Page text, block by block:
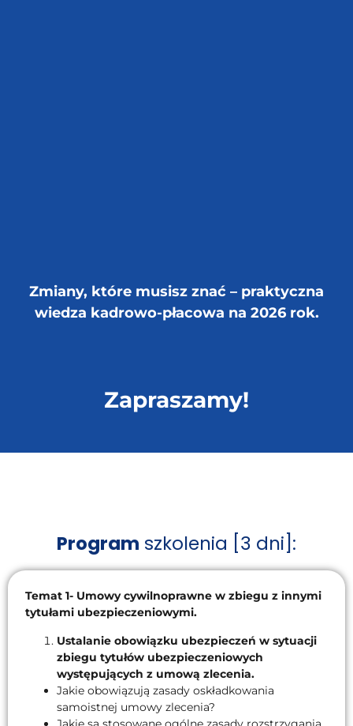
Zmiany, które musisz znać – praktyczna
wiedza kadrowo-płacowa na 2026 rok.
Zapraszamy!
Program szkolenia [3 dni]:
Temat 1- Umowy cywilnoprawne w zbiegu z innymi
tytułami ubezpieczeniowymi.
Ustalanie obowiązku ubezpieczeń w sytuacji
zbiegu tytułów ubezpieczeniowych
występujących z umową zlecenia.
Jakie obowiązują zasady oskładkowania
samoistnej umowy zlecenia?